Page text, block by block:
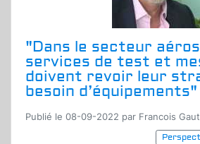
"Dans le secteur
services de test et
doivent revoir leur
besoin d’équipements"
Publié le 08-09-2022 par Francois